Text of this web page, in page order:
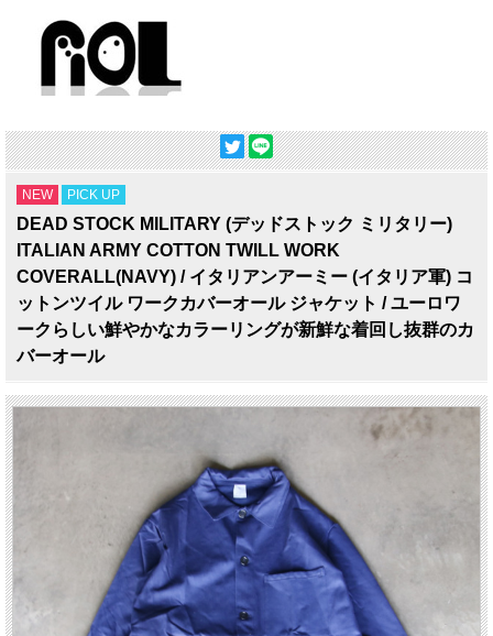
NEW PICK UP
DEAD STOCK MILITARY (デッドストック ミリタリー)
ITALIAN ARMY COTTON TWILL WORK
COVERALL(NAVY) / イタリアンアーミー (イタリア軍) コ
ットンツイル ワークカバーオール ジャケット / ユーロワ
ークらしい鮮やかなカラーリングが新鮮な着回し抜群のカ
バーオール